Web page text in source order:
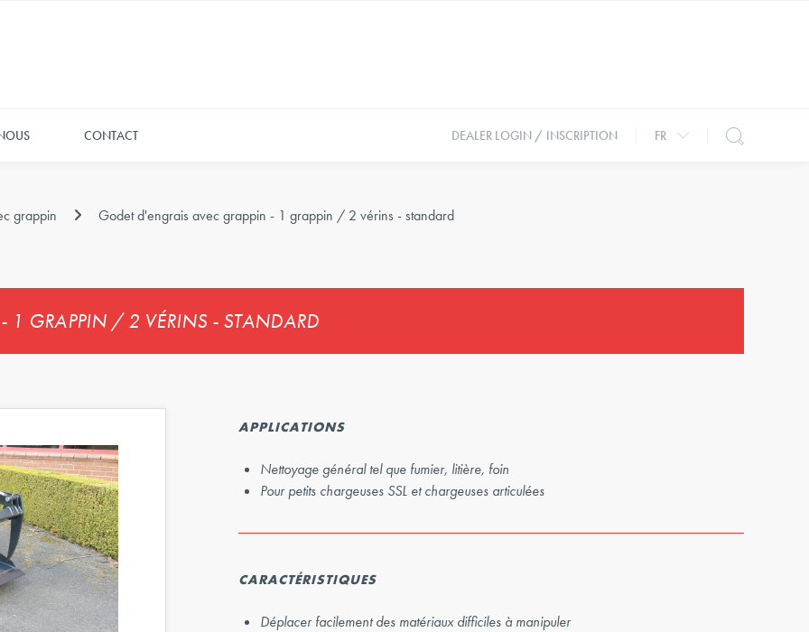
CONTACT DEALER LOGIN / INSCRIPTION FR
grappin Godet d'engrais avec grappin - 1 grappin / 2 vérins - standard
1 GRAPPIN / 2 VÉRINS - STANDARD
APPLICATIONS
Nettoyage général tel que fumier, litière, foin
Pour petits chargeuses SSL et chargeuses articulées
CARACTÉRISTIQUES
Déplacer facilement des matériaux difficiles à manipuler